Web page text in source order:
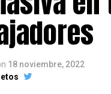
18 noviembre, 2022